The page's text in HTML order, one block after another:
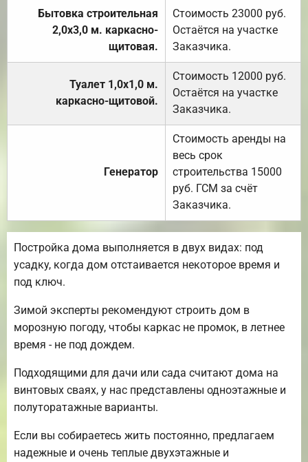
Бытовка строительная
2,0х3,0 м. каркасно-
щитовая.
Стоимость 23000 руб.
Остаётся на участке
Заказчика.
Туалет 1,0х1,0 м.
каркасно-щитовой.
Стоимость 12000 руб.
Остаётся на участке
Заказчика.
Генератор
Стоимость аренды на
весь срок
строительства 15000
руб. ГСМ за счёт
Заказчика.
Постройка дома выполняется в двух видах: под
усадку, когда дом отстаивается некоторое время и
под ключ.
Зимой эксперты рекомендуют строить дом в
морозную погоду, чтобы каркас не промок, в летнее
время - не под дождем.
Подходящими для дачи или сада считают дома на
винтовых сваях, у нас представлены одноэтажные и
полуторатажные варианты.
Если вы собираетесь жить постоянно, предлагаем
надежные и очень теплые двухэтажные и